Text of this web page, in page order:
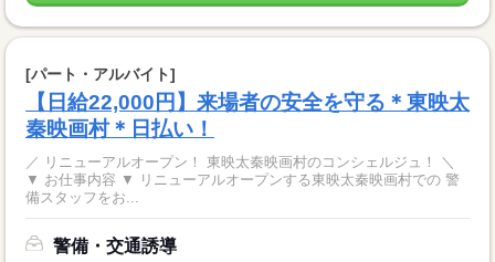
[パート・アルバイト]
【日給22,000円】来場者の安全を守る＊東映太
秦映画村＊日払い！
／ リニューアルオープン！ 東映太秦映画村のコンシェルジュ！ ＼
▼ お仕事内容 ▼ リニューアルオープンする東映太秦映画村での 警
備スタッフをお...
警備・交通誘導